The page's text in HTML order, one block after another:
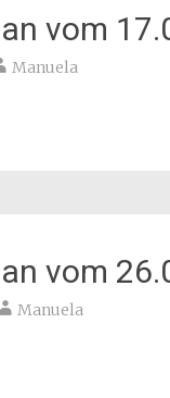
vom
Manuela
vom
Manuela